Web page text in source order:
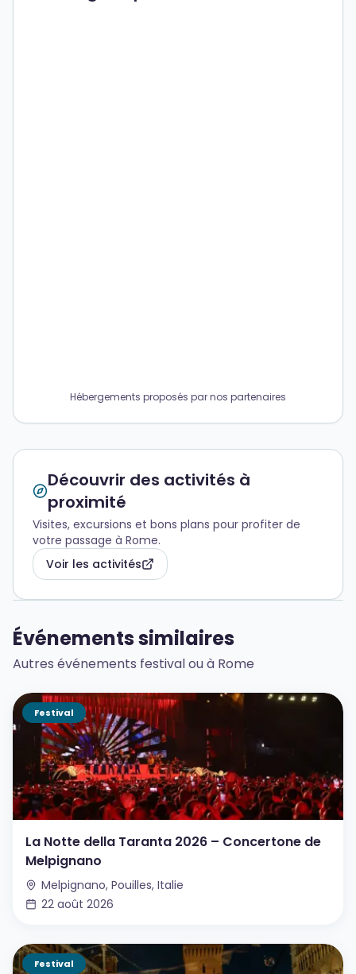
Hébergements proposés par nos partenaires
Découvrir des activités à
proximité
Visites, excursions et bons plans pour profiter de
votre passage à Rome.
Voir les activités
Événements similaires
Autres événements festival ou à Rome
Festival
La Notte della Taranta 2026 – Concertone de
Melpignano
Melpignano, Pouilles, Italie
22 août 2026
Festival